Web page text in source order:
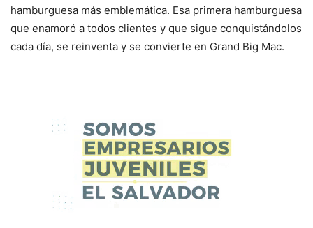
hamburguesa más emblemática. Esa primera hamburguesa
que enamoró a todos clientes y que sigue conquistándolos
cada día, se reinventa y se convierte en Grand Big Mac.